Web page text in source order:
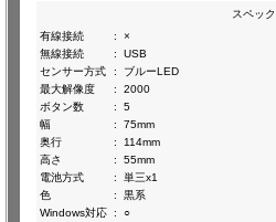
スペック
有線接続
:
×
無線接続
:
USB
センサー方式
:
ブルーLED
最大解像度
:
2000
ボタン数
:
5
幅
:
75mm
奥行
:
114mm
高さ
:
55mm
電池方式
:
単三x1
色
:
黒系
Windows対応 :
○